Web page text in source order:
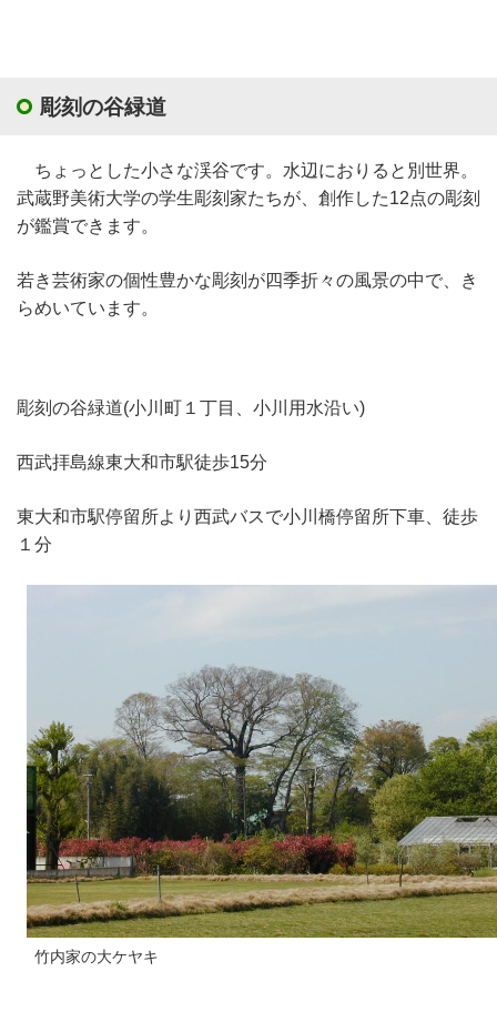
彫刻の谷緑道
ちょっとした小さな渓谷です。水辺におりると別世界。
武蔵野美術大学の学生彫刻家たちが、創作した12点の彫刻
が鑑賞できます。
若き芸術家の個性豊かな彫刻が四季折々の風景の中で、き
らめいています。
彫刻の谷緑道(小川町１丁目、小川用水沿い)
西武拝島線東大和市駅徒歩15分
東大和市駅停留所より西武バスで小川橋停留所下車、徒歩
１分
竹内家の大ケヤキ